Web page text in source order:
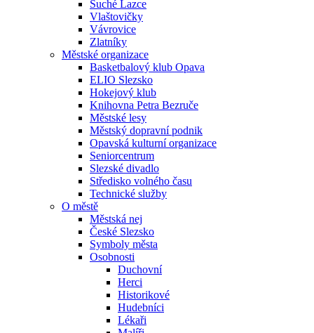
Suché Lazce
Vlaštovičky
Vávrovice
Zlatníky
Městské organizace
Basketbalový klub Opava
ELIO Slezsko
Hokejový klub
Knihovna Petra Bezruče
Městské lesy
Městský dopravní podnik
Opavská kulturní organizace
Seniorcentrum
Slezské divadlo
Středisko volného času
Technické služby
O městě
Městská nej
České Slezsko
Symboly města
Osobnosti
Duchovní
Herci
Historikové
Hudebníci
Lékaři